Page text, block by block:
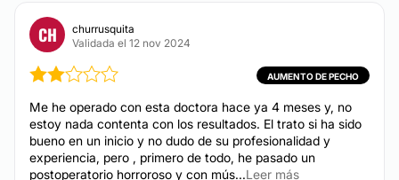
Métodos de pago aceptados:
Tarjeta de Crédito/Débito
Efectivo
Cambio de sexo
Aumento pómulos
Queiloplastia
Ginecomastia
CH
churrusquita
Validada el 12 nov 2024
AUMENTO DE PECHO
Me he operado con esta doctora hace ya 4 meses y, no
estoy nada contenta con los resultados. El trato si ha sido
bueno en un inicio y no dudo de su profesionalidad y
experiencia, pero , primero de todo, he pasado un
postoperatorio horroroso y con mús...Leer más